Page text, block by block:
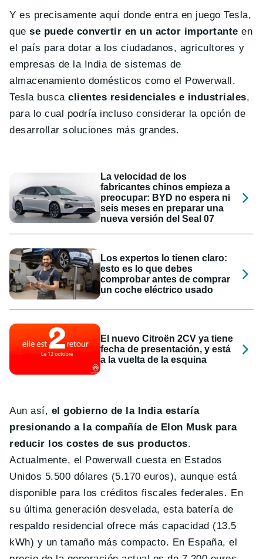
Y es precisamente aquí donde entra en juego Tesla,
quese puede convertir en un actor importante en
el país para dotar a los ciudadanos, agricultores y
empresas de la India de sistemas de
almacenamiento domésticos como el Powerwall.
Tesla buscaclientes residenciales e industriales,
para lo cual podría incluso considerar la opción de
desarrollar soluciones más grandes.
La velocidad de los
fabricantes chinos empieza a
preocupar: BYD no espera ni
seis meses en preparar una
nueva versión del Seal 07
Los expertos lo tienen claro:
esto es lo que debes
comprobar antes de comprar
un coche eléctrico usado
El nuevo Citroën 2CV ya tiene
fecha de presentación, y está
a la vuelta de la esquina
Aun así, el gobierno de la India estaría
presionando a la compañía de Elon Musk para
reducir los costes de sus productos.
Actualmente, el Powerwall cuesta en Estados
Unidos 5.500 dólares (5.170 euros), aunque está
disponible para los créditos fiscales federales. En
su última generación desvelada, esta batería de
respaldo residencial ofrece más capacidad (13.5
kWh) y un tamaño más compacto. En España, el